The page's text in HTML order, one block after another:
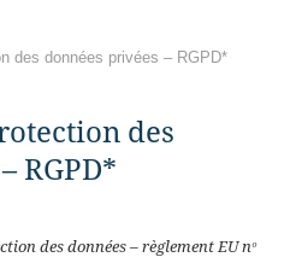
des données privées – RGPD*
des
RGPD*
des données – règlement EU nᵒ